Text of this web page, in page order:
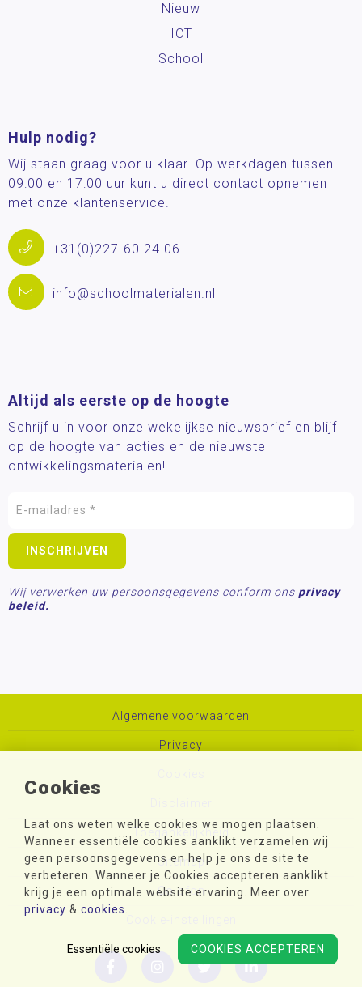
Cookies
Laat ons weten welke cookies we mogen plaatsen.
Wanneer essentiële cookies aanklikt verzamelen wij
geen persoonsgegevens en help je ons de site te
verbeteren. Wanneer je Cookies accepteren aanklikt
krijg je een optimale website ervaring. Meer over
privacy & cookies
COOKIES ACCEPTEREN
Essentiële cookies
Nieuw
ICT
School
Hulp nodig?
Wij staan graag voor u klaar. Op werkdagen tussen
09:00 en 17:00 uur kunt u direct contact opnemen
met onze klantenservice.
+31(0)227-60 24 06
info@schoolmaterialen.nl
Altijd als eerste op de hoogte
Schrijf u in voor onze wekelijkse nieuwsbrief en blijf
op de hoogte van acties en de nieuwste
ontwikkelingsmaterialen!
Wij verwerken uw persoonsgegevens conform ons privacy
beleid.
Algemene voorwaarden
Privacy
Toegankelijkheid
Sitemap
Colofon